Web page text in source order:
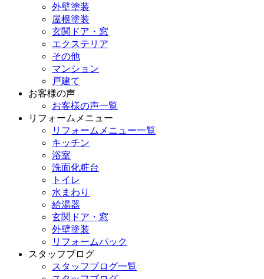
外壁塗装
屋根塗装
玄関ドア・窓
エクステリア
その他
マンション
戸建て
お客様の声
お客様の声一覧
リフォームメニュー
リフォームメニュー一覧
キッチン
浴室
洗面化粧台
トイレ
水まわり
給湯器
玄関ドア・窓
外壁塗装
リフォームパック
スタッフブログ
スタッフブログ一覧